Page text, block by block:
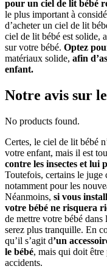
pour un ciel de lit bébé
le plus important à
d’acheter un ciel de lit
ciel de lit bébé est solide,
sur votre bébé. Optez
matériaux solide, afin
enfant.
Notre avis sur
No products found.
Certes, le ciel de lit bébé
votre enfant, mais il est
contre les insectes et lui
Toutefois, certains le juge
notamment pour les
Néanmoins, si vous
votre bébé ne risquera
de mettre votre bébé
serez plus tranquille. En
qu’il s’agit d’un
le bébé, mais qui doit être
accidents.